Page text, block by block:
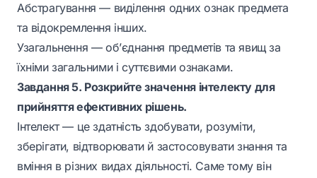
Абстрагування — виділення одних ознак предмета
та відокремлення інших.
Узагальнення — об’єднання предметів та явищ за
їхніми загальними і суттєвими ознаками.
Завдання 5. Розкрийте значення інтелекту для
прийняття ефективних рішень.
Інтелект — це здатність здобувати, розуміти,
зберігати, відтворювати й застосовувати знання та
вміння в різних видах діяльності. Саме тому він